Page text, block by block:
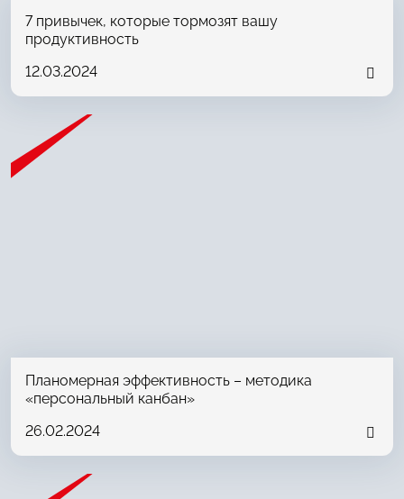
7 привычек, которые тормозят вашу
продуктивность
12.03.2024
Планомерная эффективность – методика
«персональный канбан»
26.02.2024